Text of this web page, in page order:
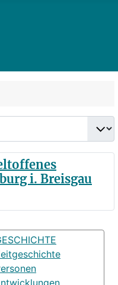
i. Breisgau